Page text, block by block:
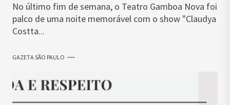
No último fim de semana, o Teatro Gamboa Nova foi
palco de uma noite memorável com o show "Claudya
Costta...
GAZETA SÃO PAULO